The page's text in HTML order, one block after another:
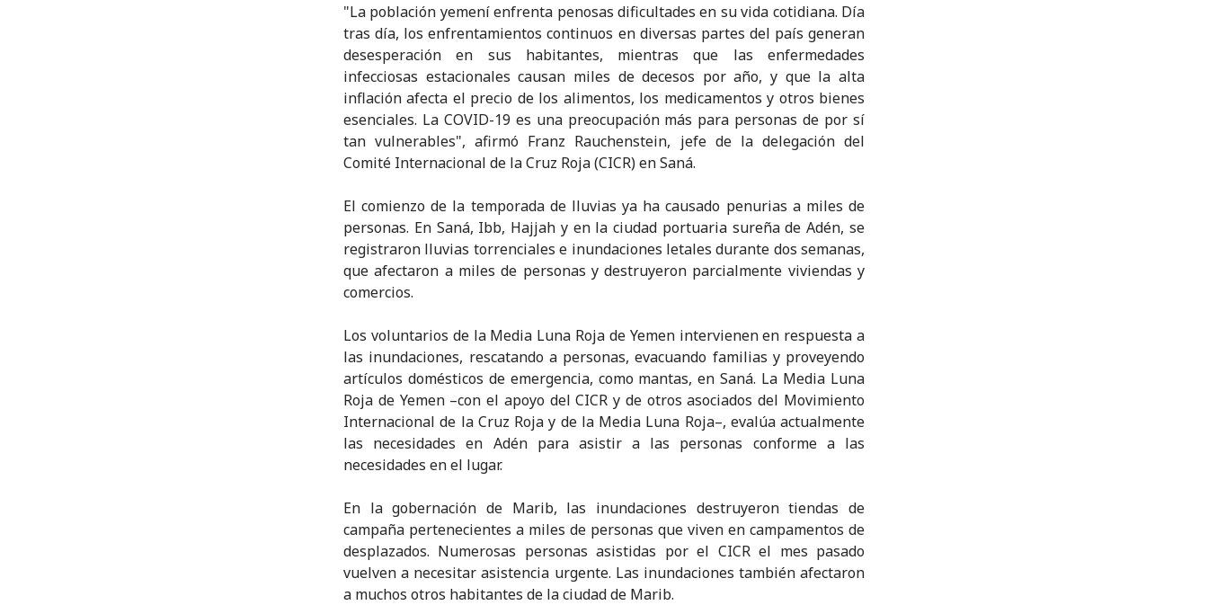
"La población yemení enfrenta penosas dificultades en su vida cotidiana. Día
tras día, los enfrentamientos continuos en diversas partes del país generan
desesperación en sus habitantes, mientras que las enfermedades
infecciosas estacionales causan miles de decesos por año, y que la alta
inflación afecta el precio de los alimentos, los medicamentos y otros bienes
esenciales. La COVID-19 es una preocupación más para personas de por sí
tan vulnerables", afirmó Franz Rauchenstein, jefe de la delegación del
Comité Internacional de la Cruz Roja (CICR) en Saná.
El comienzo de la temporada de lluvias ya ha causado penurias a miles de
personas. En Saná, Ibb, Hajjah y en la ciudad portuaria sureña de Adén, se
registraron lluvias torrenciales e inundaciones letales durante dos semanas,
que afectaron a miles de personas y destruyeron parcialmente viviendas y
comercios.
Los voluntarios de la Media Luna Roja de Yemen intervienen en respuesta a
las inundaciones, rescatando a personas, evacuando familias y proveyendo
artículos domésticos de emergencia, como mantas, en Saná. La Media Luna
Roja de Yemen –con el apoyo del CICR y de otros asociados del Movimiento
Internacional de la Cruz Roja y de la Media Luna Roja–, evalúa actualmente
las necesidades en Adén para asistir a las personas conforme a las
necesidades en el lugar.
En la gobernación de Marib, las inundaciones destruyeron tiendas de
campaña pertenecientes a miles de personas que viven en campamentos de
desplazados. Numerosas personas asistidas por el CICR el mes pasado
vuelven a necesitar asistencia urgente. Las inundaciones también afectaron
a muchos otros habitantes de la ciudad de Marib.